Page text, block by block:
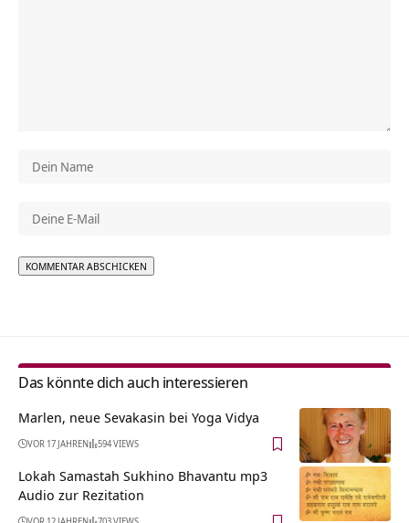
Das könnte dich auch interessieren
Marlen, neue Sevakasin bei Yoga Vidya
VOR 17 JAHREN 594 VIEWS
Lokah Samastah Sukhino Bhavantu mp3
Audio zur Rezitation